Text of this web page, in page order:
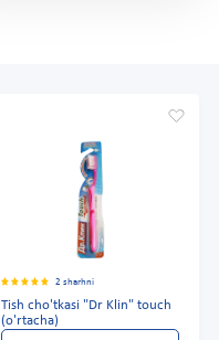
2 sharhni
Tish cho'tkasi "Dr Klin" touch
(o'rtacha)